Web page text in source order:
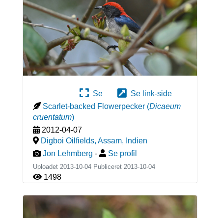
Se
Se link-side
Scarlet-backed Flowerpecker (Dicaeum
cruentatum)
2012-04-07
Digboi Oilfields, Assam, Indien
Jon Lehmberg - Se profil
Uploadet 2013-10-04 Publiceret 2013-10-04
1498